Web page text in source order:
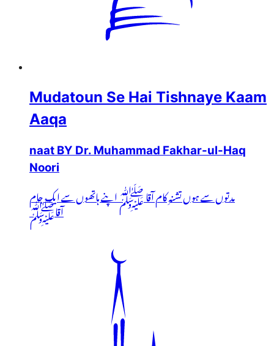
Mudatoun Se Hai Tishnaye Kaam
Aaqa
naat BY Dr. Muhammad Fakhar-ul-Haq
Noori
مدتوں سے ہوں تشنہِ کام آقا ﷺ اپنے ہاتھوں سے ایک جام
آقاﷺ